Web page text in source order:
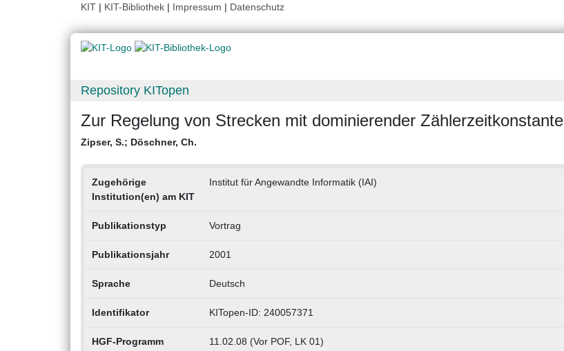
KIT | KIT-Bibliothek | Impressum | Datenschutz
Repository KITopen
Zur Regelung von Strecken mit dominierender Zählerzeitkonstante
Zipser, S.; Döschner, Ch.
Zugehörige
Institution(en) am KIT
Institut für Angewandte Informatik (IAI)
Publikationstyp Vortrag
Publikationsjahr 2001
Sprache Deutsch
Identifikator KITopen-ID: 240057371
HGF-Programm 11.02.08 (Vor POF, LK 01)